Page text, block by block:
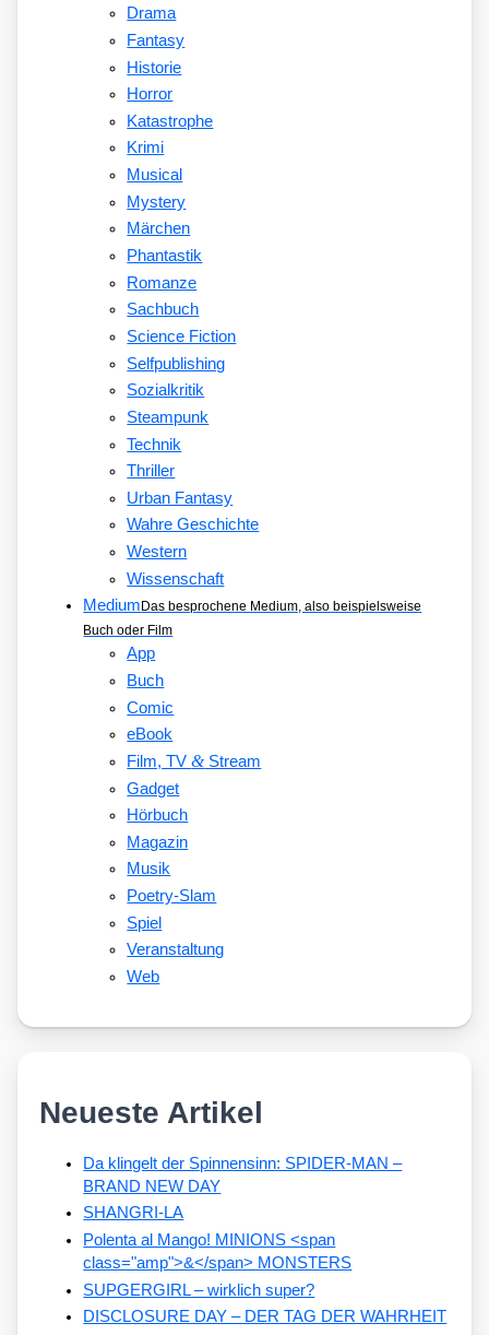
Drama
Fantasy
Historie
Horror
Katastrophe
Krimi
Musical
Mystery
Märchen
Phantastik
Romanze
Sachbuch
Science Fiction
Selfpublishing
Sozialkritik
Steampunk
Technik
Thriller
Urban Fantasy
Wahre Geschichte
Western
Wissenschaft
Medium Das besprochene Medium, also beispielsweise
Buch oder Film
App
Buch
Comic
eBook
Film, TV&Stream
Gadget
Hörbuch
Magazin
Musik
Poetry-Slam
Spiel
Veranstaltung
Web
Neueste Artikel
Da klingelt der Spinnensinn: SPIDER-MAN –
BRAND NEW DAY
SHANGRI-LA
Polenta al Mango! MINIONS <span
class="amp">&</span> MONSTERS
SUPGERGIRL – wirklich super?
DISCLOSURE DAY – DER TAG DER WAHRHEIT